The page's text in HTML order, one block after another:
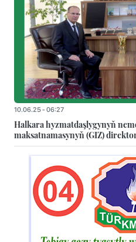
10.06.25 - 06:27
Halkara hyzmatdaşlygynyň
maksatnamasynyň (GIZ)